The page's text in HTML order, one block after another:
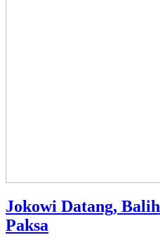
Jokowi Datang,
Paksa